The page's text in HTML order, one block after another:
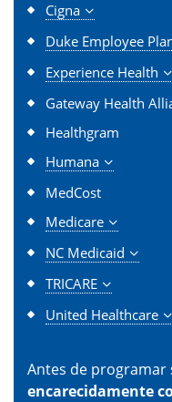
Cigna
Duke Employee
Experience Health
Gateway Health
Healthgram
Humana
MedCost
Medicare
NC Medicaid
TRICARE
United Healthcare
Antes de programar
encarecidamente